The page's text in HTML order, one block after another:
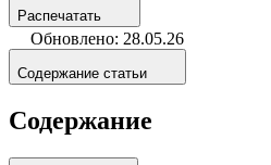
Распечатать
Обновлено: 28.05.26
Содержание статьи
Содержание